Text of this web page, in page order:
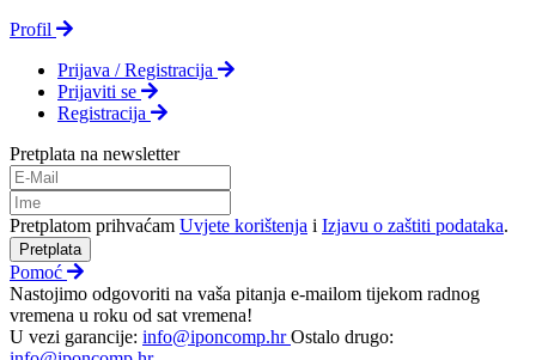
Profil
Prijava / Registracija
Prijaviti se
Registracija
Pretplata na newsletter
Pretplatom prihvaćam Uvjete korištenja i Izjavu o zaštiti podataka.
Pretplata
Pomoć
Nastojimo odgovoriti na vaša pitanja e-mailom tijekom radnog
vremena u roku od sat vremena!
U vezi garancije: info@iponcomp.hrOstalo drugo: